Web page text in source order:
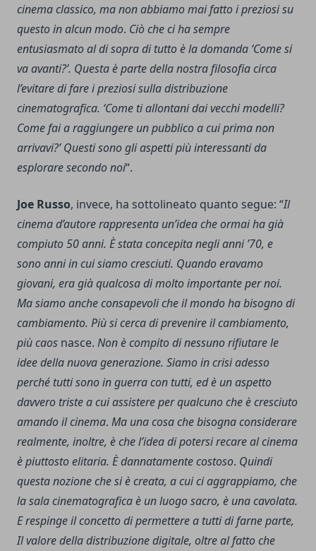
cinema classico, ma non abbiamo mai fatto i preziosi su
questo in alcun modo. Ciò che ci ha sempre
entusiasmato al di sopra di tutto è la domanda ‘Come si
va avanti?’. Questa è parte della nostra filosofia circa
l’evitare di fare i preziosi sulla distribuzione
cinematografica. ‘Come ti allontani dai vecchi modelli?
Come fai a raggiungere un pubblico a cui prima non
arrivavi?’ Questi sono gli aspetti più interessanti da
esplorare secondo noi“.
Joe Russo, invece, ha sottolineato quanto segue: “Il
cinema d’autore rappresenta un’idea che ormai ha già
compiuto 50 anni. È stata concepita negli anni ’70, e
sono anni in cui siamo cresciuti. Quando eravamo
giovani, era già qualcosa di molto importante per noi.
Ma siamo anche consapevoli che il mondo ha bisogno di
cambiamento. Più si cerca di prevenire il cambiamento,
più caos nasce. Non è compito di nessuno rifiutare le
idee della nuova generazione. Siamo in crisi adesso
perché tutti sono in guerra con tutti, ed è un aspetto
davvero triste a cui assistere per qualcuno che è cresciuto
amando il cinema. Ma una cosa che bisogna considerare
realmente, inoltre, è che l’idea dipotersi recare al cinema
è piuttosto elitaria. È dannatamente costoso. Quindi
questa nozione che si è creata, a cui ci aggrappiamo, che
la sala cinematografica è un luogo sacro, è una cavolata.
E respinge il concetto di permettere a tutti di farne parte,
Il valore della distribuzione digitale, oltre al fatto che